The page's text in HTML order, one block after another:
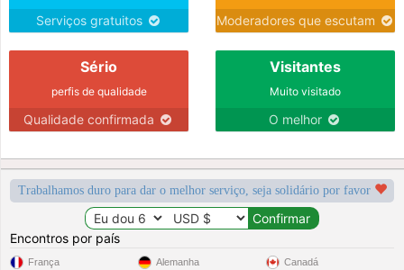
Serviços gratuitos Moderadores que escutam
Sério
perfis de qualidade
Qualidade confirmada
Visitantes
Muito visitado
O melhor
Trabalhamos duro para dar o melhor serviço, seja solidário por favor
Encontros por país
França Alemanha Canadá